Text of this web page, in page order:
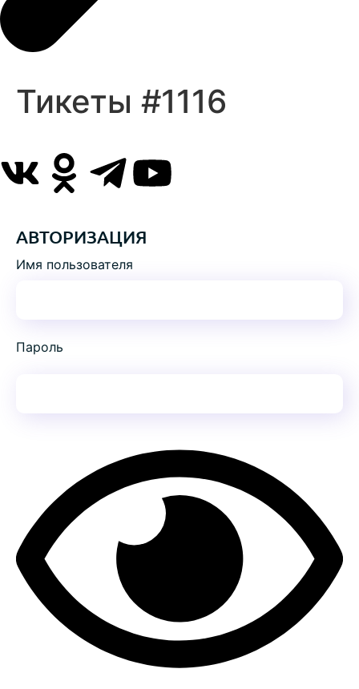
Тикеты #1116
АВТОРИЗАЦИЯ
Имя пользователя
Пароль